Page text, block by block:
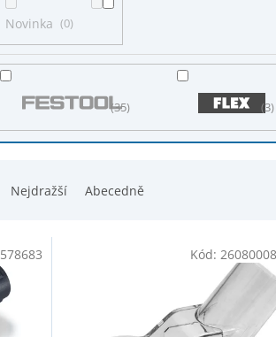
Nejdražší Abecedně
Novinka 0
35 3
578683 Kód: